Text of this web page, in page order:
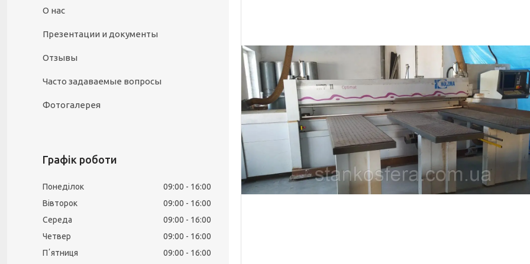
О нас
Презентации и документы
Отзывы
Часто задаваемые вопросы
Фотогалерея
Графік роботи
Понеділок 09:00
16:00
Вівторок
09:00
16:00
Середа
09:00
16:00
Четвер
09:00
16:00
Пʼятниця
09:00
16:00